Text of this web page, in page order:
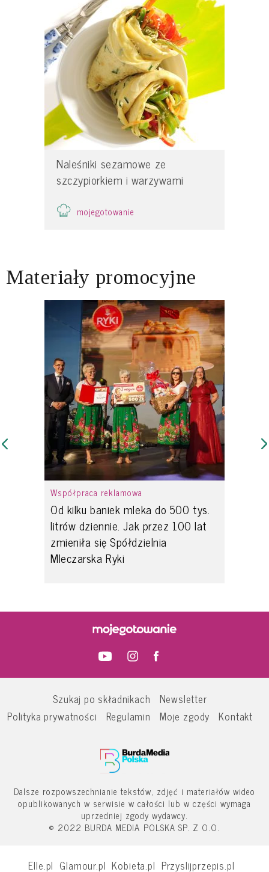
Naleśniki sezamowe ze
szczypiorkiem i warzywami
mojegotowanie
Materiały promocyjne
Współpraca reklamowa
Od kilku baniek mleka do 500 tys.
litrów dziennie. Jak przez 100 lat
zmieniła się Spółdzielnia
Mleczarska Ryki
Szukaj po składnikach
Newsletter
Polityka prywatności
Regulamin Moje zgody Kontakt
Dalsze rozpowszechnianie tekstów, zdjęć i materiałów wideo
opublikowanych w serwisie w całości lub w części wymaga
uprzedniej zgody wydawcy.
© 2022 BURDA MEDIA POLSKA SP. Z O.O.
Elle.pl Glamour.pl Kobieta.pl Przyslijprzepis.pl